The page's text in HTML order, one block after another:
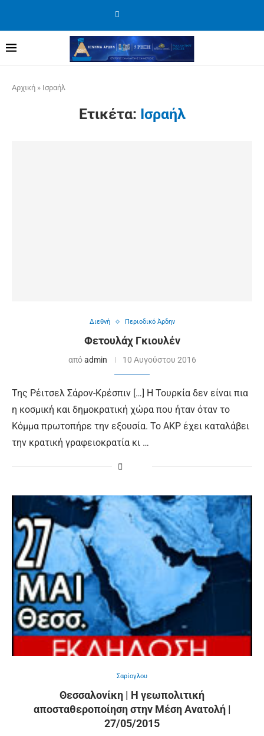
Αρχική » Ισραήλ
Ετικέτα: Ισραήλ
Διεθνή Περιοδικό Άρδην
Φετουλάχ Γκιουλέν
απόadmin 10 Αυγούστου 2016
Της Ρέιτσελ Σάρον-Κρέσπιν […] Η Τουρκία δεν είναι πια
η κοσμική και δημοκρατική χώρα που ήταν όταν το
Κόμμα πρωτοπήρε την εξουσία. Το AKP έχει καταλάβει
την κρατική γραφειοκρατία κι …
Σαρίογλου
Θεσσαλονίκη | Η γεωπολιτική
αποσταθεροποίηση στην Μέση Ανατολή |
27/05/2015